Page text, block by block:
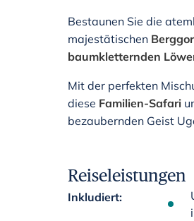
Bestaunen Sie die
majestätischen
baumkletternden
Mit der perfekten
diese Familien-Safari
bezaubernden Geist
Reiseleistungen
Inkludiert: